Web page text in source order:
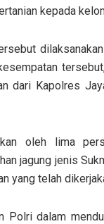
kepada
dari Kapolres
oleh lima
jagung jenis
yang telah
dalam